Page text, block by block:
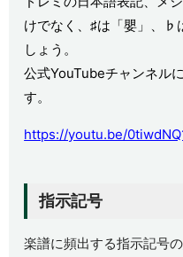
けでなく、♯は「嬰」、♭
しょう。
公式YouTubeチャンネル
す。
https://youtu.be/
指示記号
楽譜に頻出する指示記号